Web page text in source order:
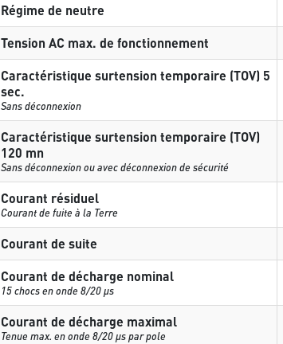
Régime de neutre
Tension AC max. de fonctionnement
Caractéristique surtension temporaire (TOV) 5
sec.
Sans déconnexion
Caractéristique surtension temporaire (TOV)
120 mn
Sans déconnexion ou avec déconnexion de sécurité
Courant résiduel
Courant de fuite à la Terre
Courant de suite
Courant de décharge nominal
15 chocs en onde 8/20 µs
Courant de décharge maximal
Tenue max. en onde 8/20 µs par pole